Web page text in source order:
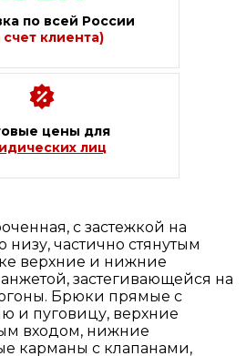
по всей России
счет клиента)
цены для
лиц
с застежкой на
частично стянутым
верхние и нижние
застегивающейся на
Брюки прямые с
и пуговицу, верхние
входом, нижние
карманы с клапанами,